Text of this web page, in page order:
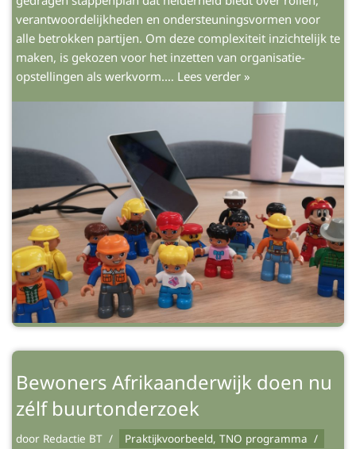
verantwoordelijkheden en ondersteuningsvormen voor
alle betrokken partijen. Om deze complexiteit inzichtelijk te
maken, is gekozen voor het inzetten van organisatie-
opstellingen als werkvorm.… Lees verder »
Bewoners Afrikaanderwijk doen nu
zélf buurtonderzoek
door Redactie BT Praktijkvoorbeeld, TNO programma